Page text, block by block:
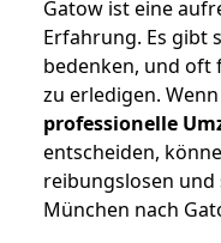
Gatow ist eine
Erfahrung. Es gibt
bedenken, und oft
zu erledigen.
professionelle
entscheiden,
reibungslosen
München nach